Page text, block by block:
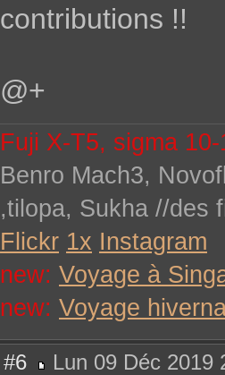
contributions !!
@+
Fuji X-T5, sigma
Benro Mach3,
,tilopa, Sukha //des
Flickr 1x Instagram
new: Voyage à
new: Voyage
#6 Lun 09 Déc 2019